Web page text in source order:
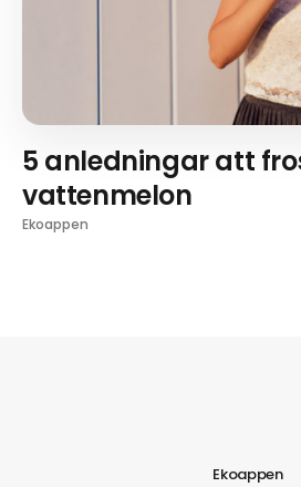
5 anledningar att
vattenmelon
Ekoappen
Ekoappen